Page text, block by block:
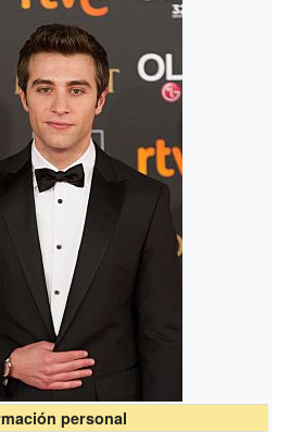
personal